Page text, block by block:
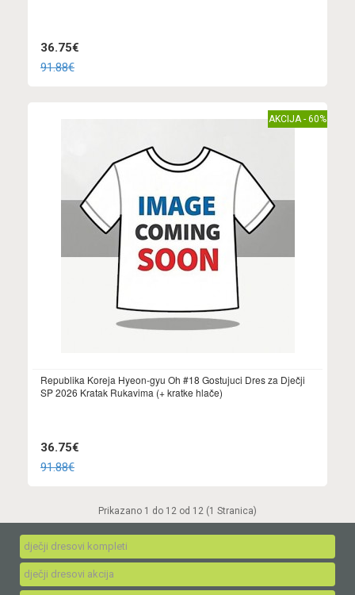
36.75€
91.88€
AKCIJA - 60%
Republika Koreja Hyeon-gyu Oh #18 Gostujuci Dres za Dječji
SP 2026 Kratak Rukavima (+ kratke hlače)
36.75€
91.88€
Prikazano 1 do 12 od 12 (1 Stranica)
dječji dresovi kompleti
dječji dresovi akcija